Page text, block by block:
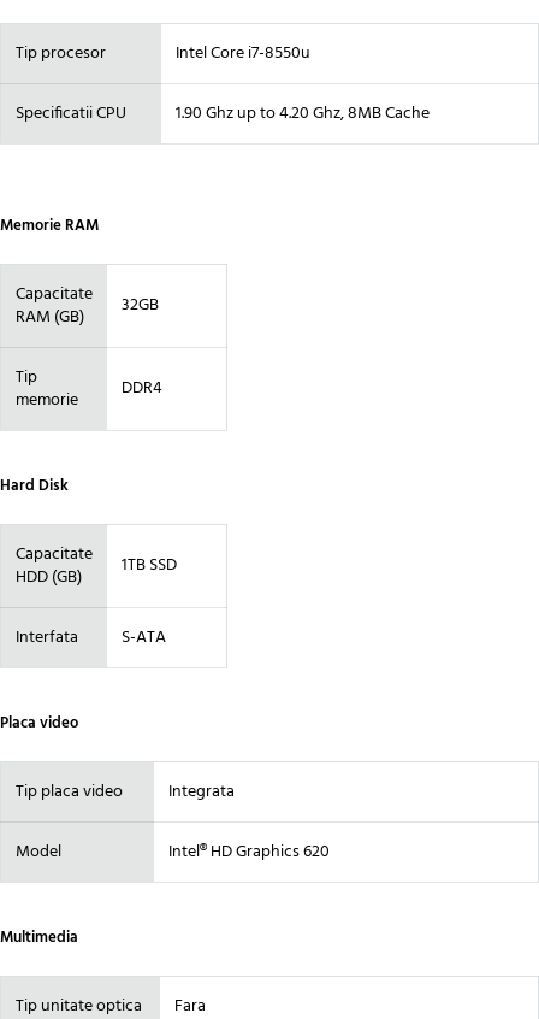
Tip procesor Intel Core i7-8550u
Specificatii CPU 1.90 Ghz up to 4.20 Ghz, 8MB Cache
Memorie RAM
Capacitate
RAM (GB)
32GB
Tip
memorie
DDR4
Hard Disk
Capacitate
HDD (GB)
1TB SSD
Interfata S-ATA
Placa video
Tip placa video Integrata
Model Intel® HD Graphics 620
Multimedia
Tip unitate optica Fara